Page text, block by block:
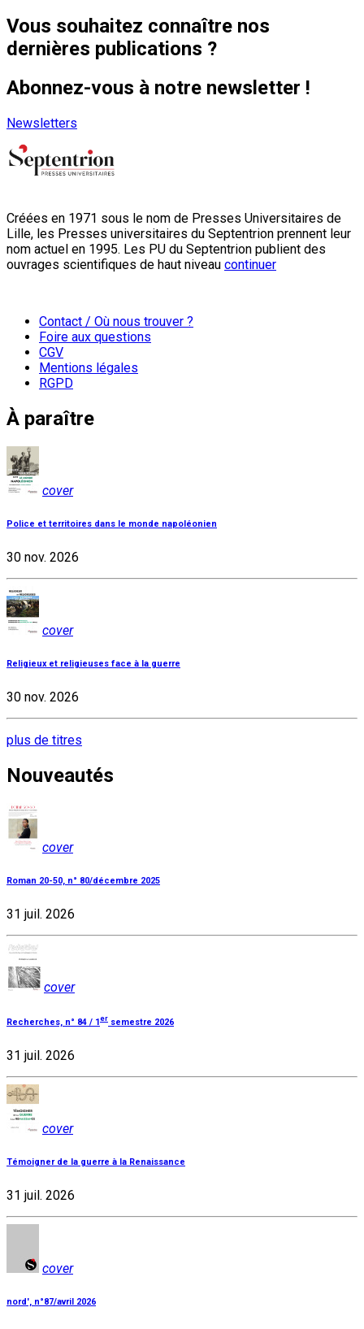
Vous souhaitez connaître nos
dernières publications ?
Abonnez-vous à notre newsletter !
Newsletters
Créées en 1971 sous le nom de Presses Universitaires de
Lille, les Presses universitaires du Septentrion prennent leur
nom actuel en 1995. Les PU du Septentrion publient des
ouvrages scientifiques de haut niveau continuer
Contact / Où nous trouver ?
Foire aux questions
CGV
Mentions légales
RGPD
À paraître
cover
Police et territoires dans le monde napoléonien
30 nov. 2026
cover
Religieux et religieuses face à la guerre
30 nov. 2026
plus de titres
Nouveautés
cover
Roman 20-50, n° 80/décembre 2025
31 juil. 2026
cover
Recherches, n° 84 / 1 er semestre 2026
31 juil. 2026
cover
Témoigner de la guerre à la Renaissance
31 juil. 2026
cover
nord', n°87/avril 2026